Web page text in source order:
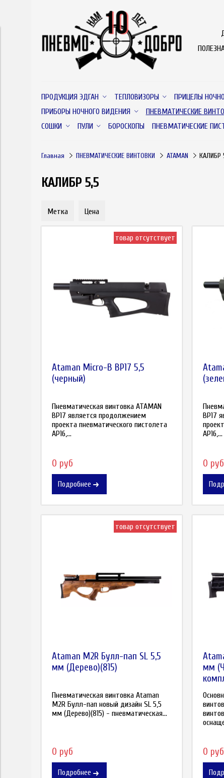
ПРОДУКЦИЯ ЭДГАН ТЕПЛОВИЗОРЫ ПРИЦЕЛЫ
ПРИБОРЫ НОЧНОГО ВИДЕНИЯ
ПНЕВМАТИЧЕСКИЕ
СОШКИ
ПУЛИ БОРОСКОПЫ ПНЕВМАТИЧЕСКИЕ
Главная ПНЕВМАТИЧЕСКИЕ ВИНТОВКИ ATAMAN КАЛИБР
КАЛИБР 5,5
Метка Цена
товар отсутствует
Ataman Micro-B BP17 5,5
(черный)
Пневматическая винтовка ATAMAN
BP17 является продолжением
проекта пневматического пистолета
AP16,...
0 руб
Подробнее
BP17
AP16,...
0 руб
товар отсутствует
Ataman M2R Булл-пап SL 5,5
мм (Дерево)(815)
Пневматическая винтовка Ataman
M2R Булл-пап новый дизайн SL 5,5
мм (Дерево)(815) - пневматическая...
0 руб
Подробнее
мм
0 руб